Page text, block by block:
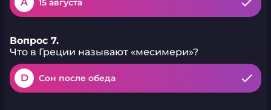
15 августа
Вопрос 7.
Что в Греции называют «месимери»?
D Сон после обеда